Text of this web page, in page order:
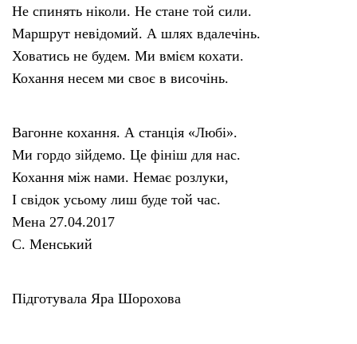
Не спинять ніколи. Не стане той сили.
Маршрут невідомий. А шлях вдалечінь.
Ховатись не будем. Ми вмієм кохати.
Кохання несем ми своє в височінь.
Вагонне кохання. А станція «Любі».
Ми гордо зійдемо. Це фініш для нас.
Кохання між нами. Немає розлуки,
І свідок усьому лиш буде той час.
Мена 27.04.2017
С. Менський
Підготувала Яра Шорохова